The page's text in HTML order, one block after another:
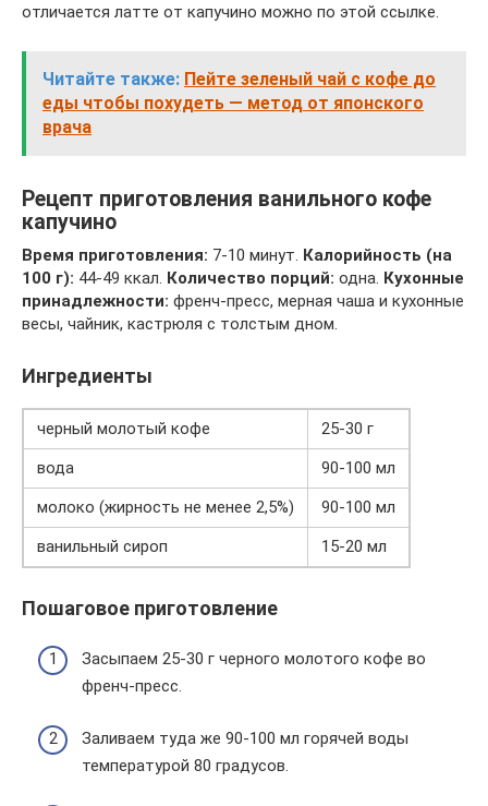
отличается латте от капучино можно по этой ссылке.
Читайте также: Пейте зеленый чай с кофе до
еды чтобы похудеть — метод от японского
врача
Рецепт приготовления ванильного кофе
капучино
Время приготовления: 7-10 минут. Калорийность (на
100 г): 44-49 ккал. Количество порций: одна. Кухонные
принадлежности: френч-пресс, мерная чаша и кухонные
весы, чайник, кастрюля с толстым дном.
Ингредиенты
черный молотый кофе
25-30 г
вода
90-100 мл
молоко (жирность не менее 2,5%)
90-100 мл
ванильный сироп
15-20 мл
Пошаговое приготовление
Засыпаем 25-30 г черного молотого кофе во
френч-пресс.
Заливаем туда же 90-100 мл горячей воды
температурой 80 градусов.